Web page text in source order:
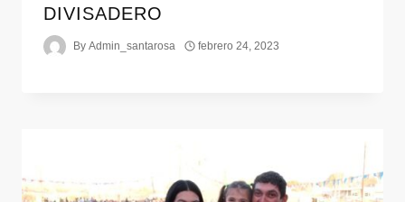
DIVISADERO
By Admin_santarosa febrero 24, 2023